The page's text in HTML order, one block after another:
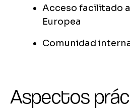
Acceso facilitado
Europea
Comunidad
Aspectos